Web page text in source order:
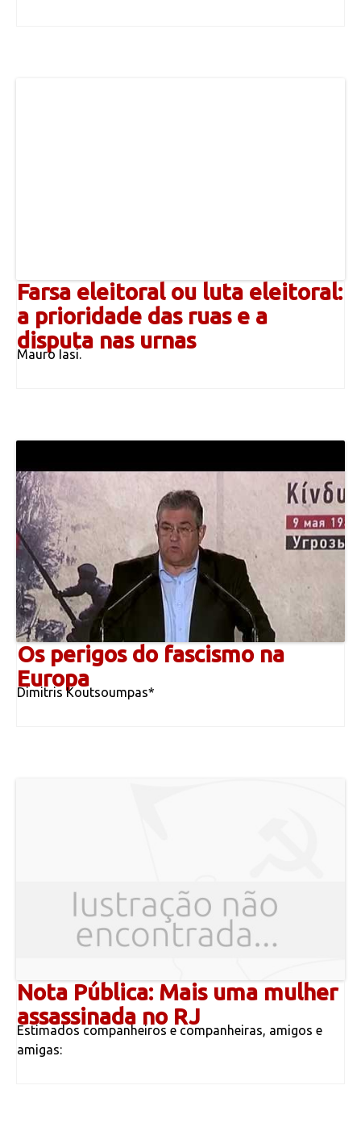
Farsa eleitoral ou luta eleitoral:
a prioridade das ruas e a
disputa nas urnas
Mauro Iasi.
Os perigos do fascismo na
Europa
Dimitris Koutsoumpas*
Nota Pública: Mais uma mulher
assassinada no RJ
Estimados companheiros e companheiras, amigos e
amigas: